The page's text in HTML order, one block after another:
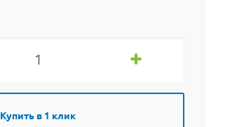
Купить в 1 клик